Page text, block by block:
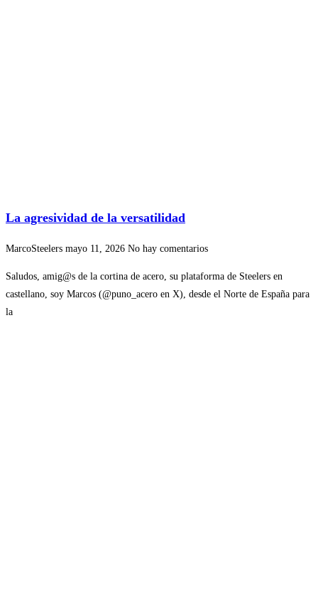
La agresividad de la versatilidad
MarcoSteelers mayo 11, 2026 No hay comentarios
Saludos, amig@s de la cortina de acero, su plataforma de Steelers en
castellano, soy Marcos (@puno_acero en X), desde el Norte de España para
la